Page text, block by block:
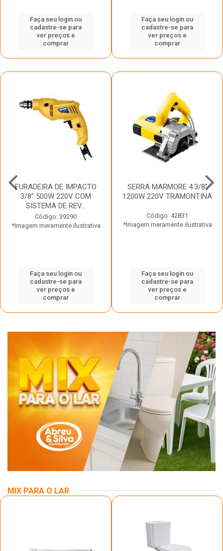
Faça seu login ou
cadastre-se para
ver preços e
comprar
Faça seu login ou
cadastre-se para
ver preços e
comprar
FURADEIRA DE IMPACTO
3/8” 500W 220V COM
SISTEMA DE REV...
Código: 39290
*Imagem meramente ilustrativa
Faça seu login ou
cadastre-se para
ver preços e
comprar
SERRA MARMORE 4.3/8”
1200W 220V TRAMONTINA
Código: 42831
*Imagem meramente ilustrativa
Faça seu login ou
cadastre-se para
ver preços e
comprar
MIX PARA O LAR